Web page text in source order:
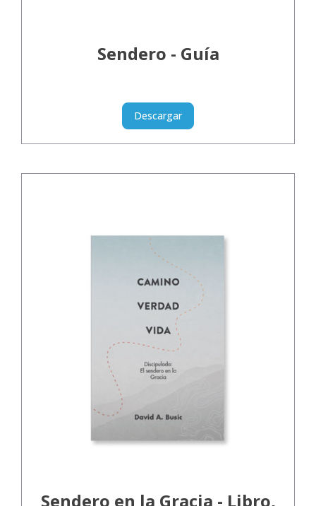
Sendero - Guía
Descargar
Sendero en la Gracia - Libro,